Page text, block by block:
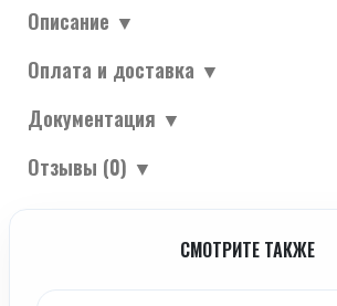
Описание ▼
Оплата и доставка ▼
Документация ▼
Отзывы (0) ▼
СМОТРИТЕ ТАКЖЕ